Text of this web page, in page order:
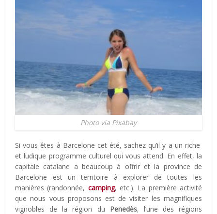
Photo via Pixabay
Si vous êtes à Barcelone cet été, sachez qu’il y a un riche
et ludique programme culturel qui vous attend. En effet, la
capitale catalane a beaucoup à offrir et la province de
Barcelone est un territoire à explorer de toutes les
manières (randonnée, camping, etc.). La première activité
que nous vous proposons est de visiter les magnifiques
vignobles de la région du Penedès, l’une des régions